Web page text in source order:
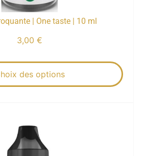
| One taste | 10 ml
3,00 €
des options